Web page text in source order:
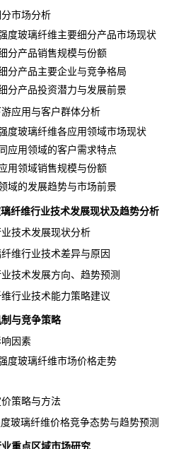
市场分析
璃纤维主要细分产品市场现状
品销售规模与份额
品主要企业与竞争格局
品投资潜力与发展前景
应用与客户群体分析
璃纤维各应用领域市场现状
领域的客户需求特点
域销售规模与份额
发展趋势与市场前景
纤维行业技术发展现状及趋势分析
技术发展现状分析
行业技术差异与原因
术发展方向、趋势预测
行业技术能力策略建议
与竞争策略
因素
璃纤维市场价格走势
策略与方法
玻璃纤维价格竞争态势与趋势预测
重点区域市场研究